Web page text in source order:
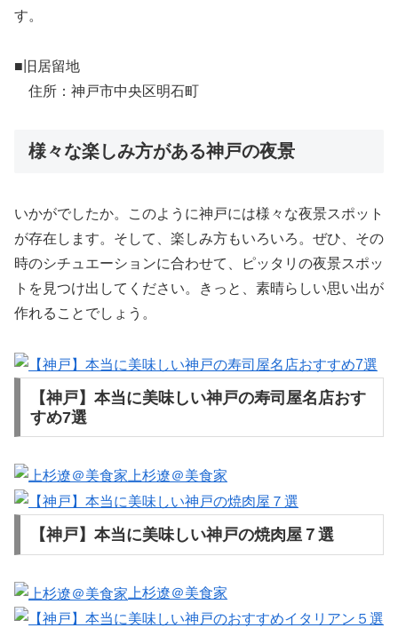
す。
■旧居留地
住所：神戸市中央区明石町
様々な楽しみ方がある神戸の夜景
いかがでしたか。このように神戸には様々な夜景スポット
が存在します。そして、楽しみ方もいろいろ。ぜひ、その
時のシチュエーションに合わせて、ピッタリの夜景スポッ
トを見つけ出してください。きっと、素晴らしい思い出が
作れることでしょう。
【神戸】本当に美味しい神戸の寿司屋名店おす
すめ7選
上杉遼＠美食家
【神戸】本当に美味しい神戸の焼肉屋７選
上杉遼＠美食家